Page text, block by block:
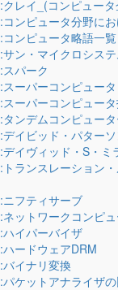
:クレイ_(コンピュー
:コンピュータ分野に
:コンピュータ略語一覧
:サン・マイクロシス
:スパーク
:スーパーコンピュータ
:スーパーコンピュー
:タンデムコンピュー
:デイビッド・パター
:デイヴィッド・S・ミ
:トランスレーション
:ニフティサーブ
:ネットワークコンピ
:ハイパーバイザ
:ハードウェアDRM
:バイナリ変換
:パケットアナライザ